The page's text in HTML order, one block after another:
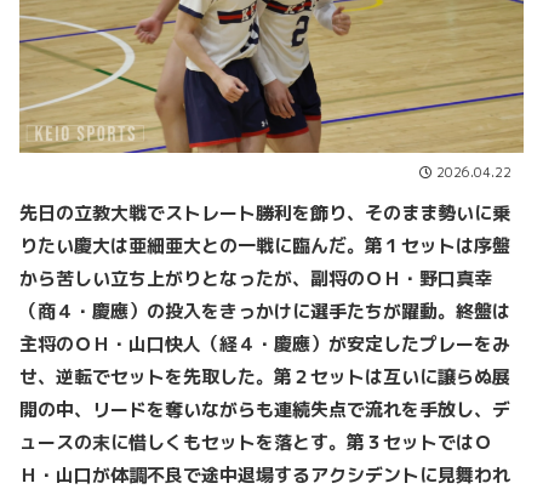
2026.04.22
先日の立教大戦でストレート勝利を飾り、そのまま勢いに乗
りたい慶大は亜細亜大との一戦に臨んだ。第１セットは序盤
から苦しい立ち上がりとなったが、副将のＯＨ・野口真幸
（商４・慶應）の投入をきっかけに選手たちが躍動。終盤は
主将のＯＨ・山口快人（経４・慶應）が安定したプレーをみ
せ、逆転でセットを先取した。第２セットは互いに譲らぬ展
開の中、リードを奪いながらも連続失点で流れを手放し、デ
ュースの末に惜しくもセットを落とす。第３セットではＯ
Ｈ・山口が体調不良で途中退場するアクシデントに見舞われ